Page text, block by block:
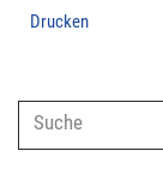
Drucken
Suchformular